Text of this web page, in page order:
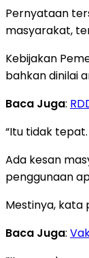
Pernyataan
masyarakat,
Kebijakan
bahkan dinilai
Baca Juga:
“Itu tidak
Ada kesan
penggunaan
Mestinya, kata
Baca Juga: